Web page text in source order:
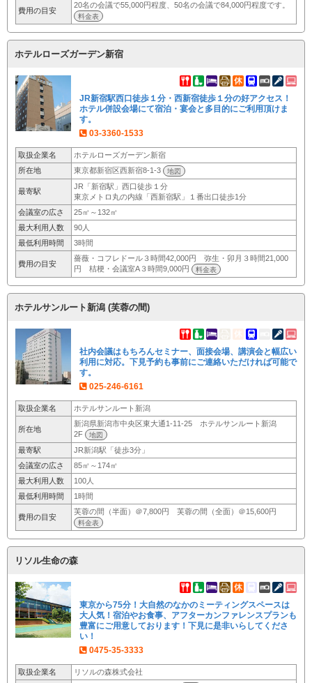
費用の目安
20名の会議で55,000円程度、50名の会議で84,000円程度です。
料金表
ホテルローズガーデン新宿
JR新宿駅西口徒歩１分・西新宿徒歩１分の好アクセス！
ホテル併設会場にて宿泊・宴会と多目的にご利用頂けま
す。
03-3360-1533
取扱企業名
ホテルローズガーデン新宿
所在地
東京都新宿区西新宿8-1-3 地図
最寄駅
JR「新宿駅」西口徒歩１分
東京メトロ丸の内線「西新宿駅」１番出口徒歩1分
会議室の広さ
25㎡～132㎡
最大利用人数
90人
最低利用時間
3時間
費用の目安
薔薇・コフレドール３時間42,000円 弥生・卯月３時間21,000
円 桔梗・会議室A３時間9,000円
料金表
ホテルサンルート新潟 (芙蓉の間)
社内会議はもちろんセミナー、面接会場、講演会と幅広い
利用に対応。下見予約も事前にご連絡いただければ可能で
す。
025-246-6161
取扱企業名 ホテルサンルート新潟
所在地
新潟県新潟市中央区東大通1-11-25 ホテルサンルート新潟
2F
地図
最寄駅
JR新潟駅「徒歩3分」
会議室の広さ
85㎡～174㎡
最大利用人数
100人
最低利用時間
1時間
費用の目安
芙蓉の間（半面）＠7,800円 芙蓉の間（全面）＠15,600円
料金表
リソル生命の森
東京から75分！大自然のなかのミーティングスペースは
大人気！宿泊やお食事、アフターカンファレンスプランも
豊富にご用意しております！下見に是非いらしてくださ
い！
0475-35-3333
取扱企業名 リソルの森株式会社